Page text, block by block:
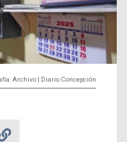
Archivo | Diario Concepción